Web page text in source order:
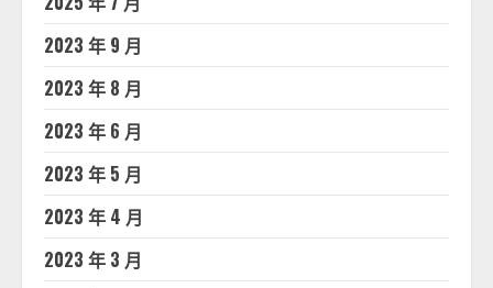
2023 年 9 月
2023 年 8 月
2023 年 6 月
2023 年 5 月
2023 年 4 月
2023 年 3 月